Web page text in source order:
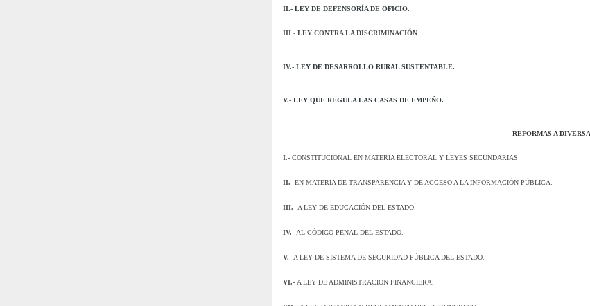
II.- LEY DE DEFENSORÍA DE OFICIO.
III .- LEY CONTRA LA DISCRIMINACIÓN
IV.- LEY DE DESARROLLO RURAL SUSTENTABLE.
V.- LEY QUE REGULA LAS CASAS DE EMPEÑO.
REFORMAS A
I.- CONSTITUCIONAL EN MATERIA ELECTORAL Y LEYES SECUNDARIAS
II.- EN MATERIA DE TRANSPARENCIA Y DE ACCESO A LA INFORMACIÓN PÚBLICA.
III.- A LEY DE EDUCACIÓN DEL ESTADO.
IV.- AL CÓDIGO PENAL DEL ESTADO.
V.- A LEY DE SISTEMA DE SEGURIDAD PÚBLICA DEL ESTADO.
VI.- A LEY DE ADMINISTRACIÓN FINANCIERA.